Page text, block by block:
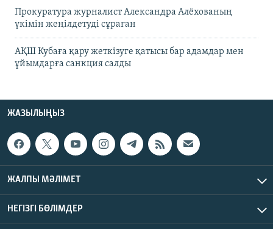
Прокуратура журналист Александра Алёхованың
үкімін жеңілдетуді сұраған
АҚШ Кубаға қару жеткізуге қатысы бар адамдар мен
ұйымдарға санкция салды
ЖАЗЫЛЫҢЫЗ
ЖАЛПЫ МӘЛІМЕТ
НЕГІЗГІ БӨЛІМДЕР